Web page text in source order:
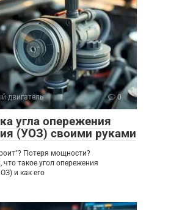
двигатель 0
угла опережения
(УОЗ) своими руками
Потеря мощности?
что такое угол опережения
и как его